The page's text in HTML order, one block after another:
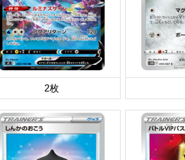
2枚